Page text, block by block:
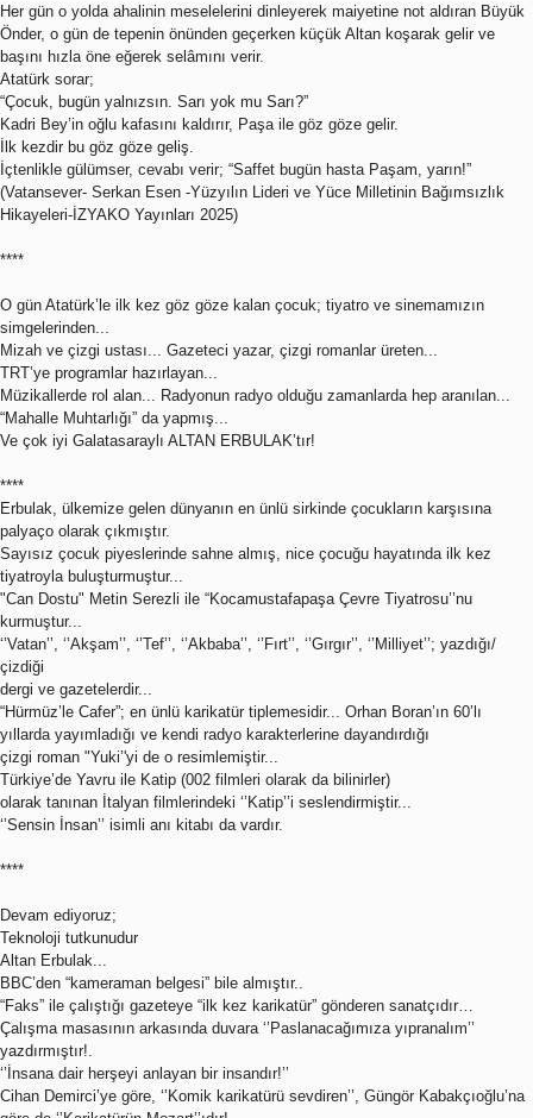
Her gün o yolda ahalinin meselelerini dinleyerek maiyetine not aldıran Büyük
Önder, o gün de tepenin önünden geçerken küçük Altan koşarak gelir ve
başını hızla öne eğerek selâmını verir.
Atatürk sorar;
“Çocuk, bugün yalnızsın. Sarı yok mu Sarı?”
Kadri Bey’in oğlu kafasını kaldırır, Paşa ile göz göze gelir.
İlk kezdir bu göz göze geliş.
İçtenlikle gülümser, cevabı verir; “Saffet bugün hasta Paşam, yarın!”
(Vatansever- Serkan Esen -Yüzyılın Lideri ve Yüce Milletinin Bağımsızlık
Hikayeleri-İZYAKO Yayınları 2025)
****
O gün Atatürk’le ilk kez göz göze kalan çocuk; tiyatro ve sinemamızın
simgelerinden...
Mizah ve çizgi ustası... Gazeteci yazar, çizgi romanlar üreten...
TRT’ye programlar hazırlayan...
Müzikallerde rol alan... Radyonun radyo olduğu zamanlarda hep aranılan...
“Mahalle Muhtarlığı” da yapmış...
Ve çok iyi Galatasaraylı ALTAN ERBULAK’tır!
****
Erbulak, ülkemize gelen dünyanın en ünlü sirkinde çocukların karşısına
palyaço olarak çıkmıştır.
Sayısız çocuk piyeslerinde sahne almış, nice çocuğu hayatında ilk kez
tiyatroyla buluşturmuştur...
"Can Dostu" Metin Serezli ile “Kocamustafapaşa Çevre Tiyatrosu’’nu
kurmuştur...
‘’Vatan’’, ‘’Akşam’’, ‘’Tef’’, ‘’Akbaba’’, ‘’Fırt’’, ‘’Gırgır’’, ‘’Milliyet’’; yazdığı/
çizdiği
dergi ve gazetelerdir...
“Hürmüz’le Cafer”; en ünlü karikatür tiplemesidir... Orhan Boran’ın 60’lı
yıllarda yayımladığı ve kendi radyo karakterlerine dayandırdığı
çizgi roman "Yuki’'yi de o resimlemiştir...
Türkiye’de Yavru ile Katip (002 filmleri olarak da bilinirler)
olarak tanınan İtalyan filmlerindeki ‘’Katip’’i seslendirmiştir...
‘’Sensin İnsan’’ isimli anı kitabı da vardır.
****
Devam ediyoruz;
Teknoloji tutkunudur
Altan Erbulak...
BBC’den “kameraman belgesi” bile almıştır..
“Faks” ile çalıştığı gazeteye “ilk kez karikatür” gönderen sanatçıdır…
Çalışma masasının arkasında duvara ‘’Paslanacağımıza yıpranalım’’
yazdırmıştır!.
‘’İnsana dair herşeyi anlayan bir insandır!’’
Cihan Demirci’ye göre, ‘’Komik karikatürü sevdiren’’, Güngör Kabakçıoğlu’na